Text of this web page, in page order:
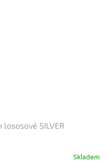
lososové SILVER
Skladem